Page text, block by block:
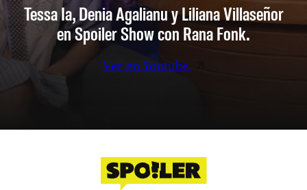
Tessa Ia, Denia Agalianu y Liliana Villaseñor
en Spoiler Show con Rana Fonk.
Ver en Youtube